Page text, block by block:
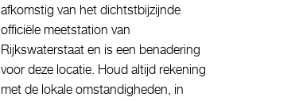
afkomstig van het dichtstbijzijnde
officiële meetstation van
Rijkswaterstaat en is een benadering
voor deze locatie. Houd altijd rekening
met de lokale omstandigheden, in